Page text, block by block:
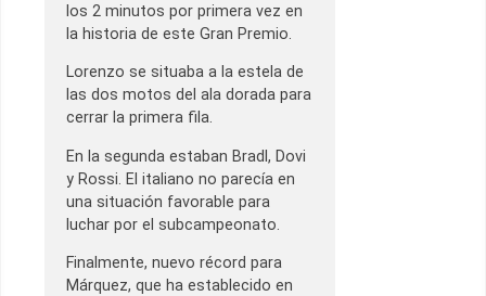
los 2 minutos por primera vez en
la historia de este Gran Premio.
Lorenzo se situaba a la estela de
las dos motos del ala dorada para
cerrar la primera fila.
En la segunda estaban Bradl, Dovi
y Rossi. El italiano no parecía en
una situación favorable para
luchar por el subcampeonato.
Finalmente, nuevo récord para
Márquez, que ha establecido en